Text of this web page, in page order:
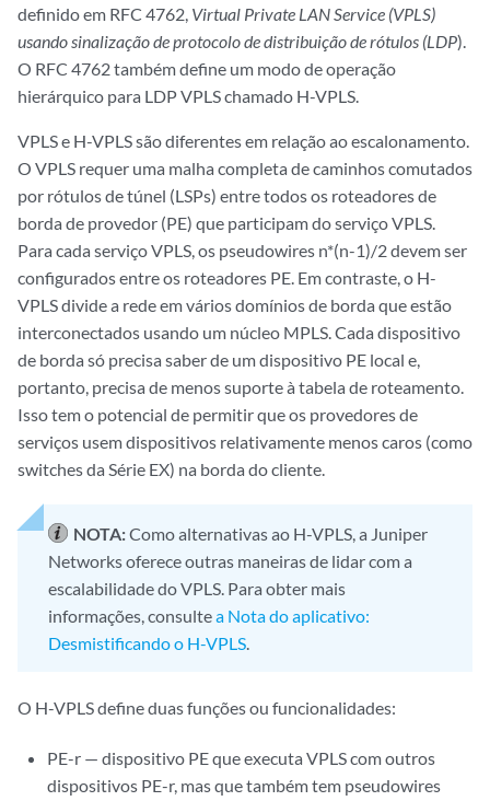
definido em RFC 4762, Virtual Private LAN Service (VPLS)
usando sinalização de protocolo de distribuição de rótulos (LDP).
O RFC 4762 também define um modo de operação
hierárquico para LDP VPLS chamado H-VPLS.
VPLS e H-VPLS são diferentes em relação ao escalonamento.
O VPLS requer uma malha completa de caminhos comutados
por rótulos de túnel (LSPs) entre todos os roteadores de
borda de provedor (PE) que participam do serviço VPLS.
Para cada serviço VPLS, os pseudowires n*(n-1)/2 devem ser
configurados entre os roteadores PE. Em contraste, o H-
VPLS divide a rede em vários domínios de borda que estão
interconectados usando um núcleo MPLS. Cada dispositivo
de borda só precisa saber de um dispositivo PE local e,
portanto, precisa de menos suporte à tabela de roteamento.
Isso tem o potencial de permitir que os provedores de
serviços usem dispositivos relativamente menos caros (como
switches da Série EX) na borda do cliente.
NOTA:Como alternativas ao H-VPLS, a Juniper
Networks oferece outras maneiras de lidar com a
escalabilidade do VPLS. Para obter mais
informações, consultea Nota do aplicativo:
Desmistificando o H-VPLS.
O H-VPLS define duas funções ou funcionalidades:
PE-r — dispositivo PE que executa VPLS com outros
dispositivos PE-r, mas que também tem pseudowires